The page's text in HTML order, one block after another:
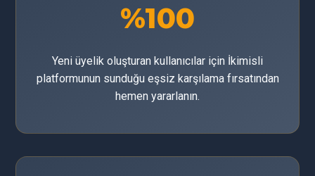
%100
Yeni üyelik oluşturan kullanıcılar için İkimisli
platformunun sunduğu eşsiz karşılama fırsatından
hemen yararlanın.